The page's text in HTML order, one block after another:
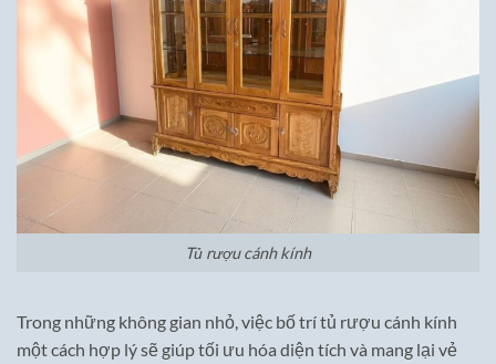
Tủ rượu cánh kính
Trong những không gian nhỏ, việc bố trí tủ rượu cánh kính
một cách hợp lý sẽ giúp tối ưu hóa diện tích và mang lại vẻ